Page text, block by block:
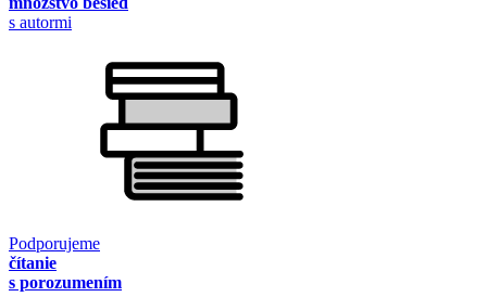
s autormi
Podporujeme
čítanie
s porozumením